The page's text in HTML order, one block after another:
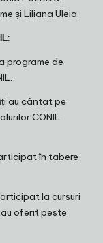
și Liliana Uleia.
:
programe de
au cântat pe
CONIL
în tabere
la cursuri
oferit peste